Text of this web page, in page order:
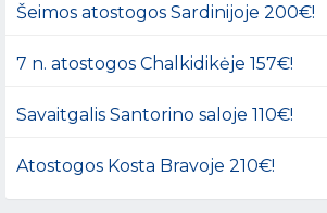
Šeimos atostogos Sardinijoje 200€!
7 n. atostogos Chalkidikėje 157€!
Savaitgalis Santorino saloje 110€!
Atostogos Kosta Bravoje 210€!